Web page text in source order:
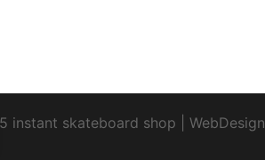
instant skateboard shop
WebDesign